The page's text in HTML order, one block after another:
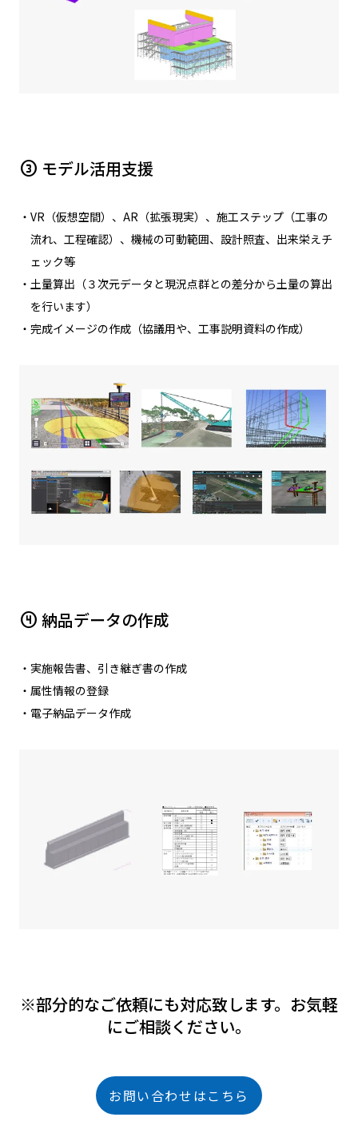
counter_3 モデル活用支援
・VR（仮想空間）、AR（拡張現実）、施工ステップ（工事の
流れ、工程確認）、機械の可動範囲、設計照査、出来栄えチ
ェック等
・土量算出（３次元データと現況点群との差分から土量の算出
を行います）
・完成イメージの作成（協議用や、工事説明資料の作成）
counter_4 納品データの作成
・実施報告書、引き継ぎ書の作成
・属性情報の登録
・電子納品データ作成
※部分的なご依頼にも対応致します。お気軽
にご相談ください。
お問い合わせはこちら